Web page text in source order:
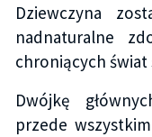
Dziewczyna
nadnaturalne
chroniących
Dwójkę
przede